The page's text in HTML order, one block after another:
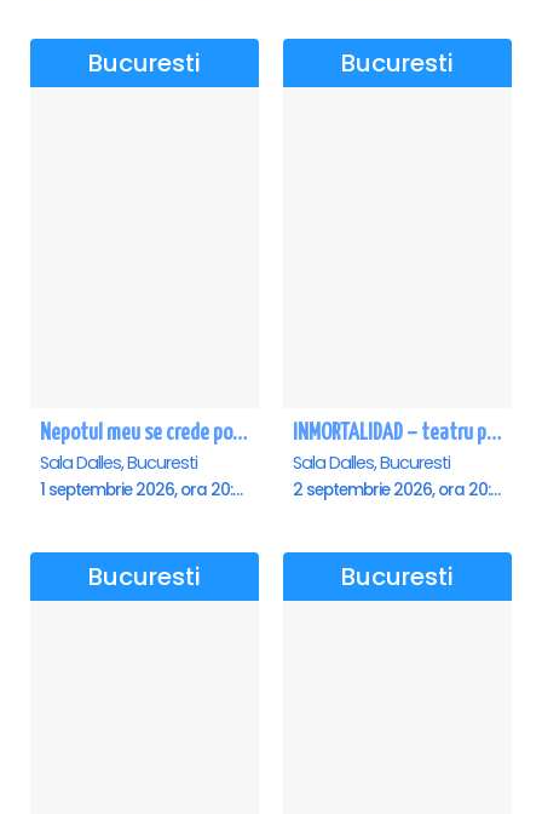
Bucuresti
Nepotul meu se crede poet - Sala Dalles
Sala Dalles, Bucuresti
1 septembrie 2026, ora 20:00
Bucuresti
INMORTALIDAD – teatru poetic cu Magda Catone & Maxim Belciug
Sala Dalles, Bucuresti
2 septembrie 2026, ora 20:00
Bucuresti Bucuresti